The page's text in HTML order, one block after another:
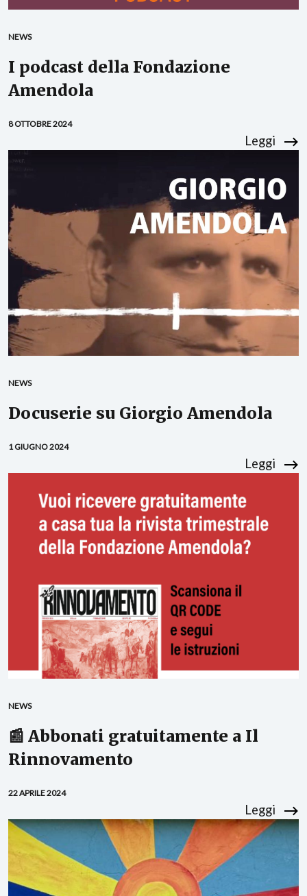
NEWS
I podcast della Fondazione
Amendola
8 OTTOBRE 2024
Leggi
NEWS
Docuserie su Giorgio Amendola
1 GIUGNO 2024
Leggi
NEWS
📰 Abbonati gratuitamente a Il
Rinnovamento
22 APRILE 2024
Leggi